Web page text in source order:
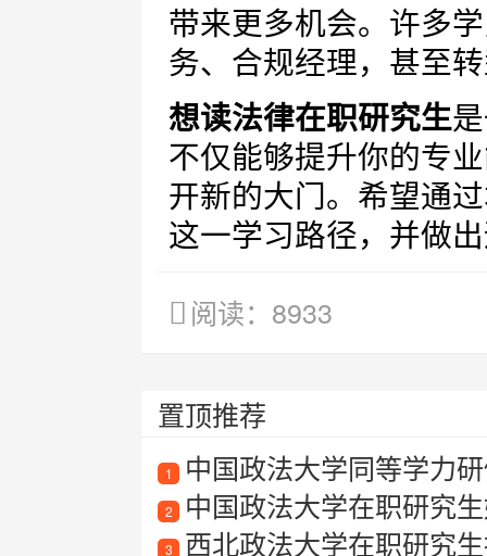
带来更多机会。许多
务、合规经理，甚至
想读法律在职研究生
不仅能够提升你的专
开新的大门。希望通
这一学习路径，并做
阅读：8933
置顶推荐
1 中国政法大学同等学力
2 中国政法大学在职研究
3 西北政法大学在职研究